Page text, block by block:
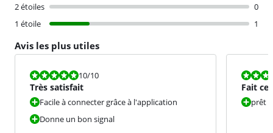
2 étoiles
0
1 étoile
1
Avis les plus utiles
La note est 10 sur 10.
10/10
Très satisfait
Facile à connecter grâce à l'application
Donne un bon signal
La note est
Fait ce
prêt